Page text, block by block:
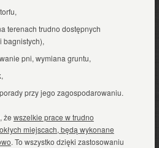
terenach trudno dostępnych
bagnistych),
pni, wymiana gruntu,
,
przy jego zagospodarowaniu.
że wszelkie prace w trudno
miejscach, będą wykonane
. To wszystko dzięki zastosowaniu